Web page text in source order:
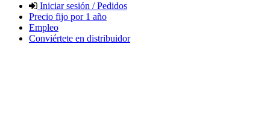
Iniciar sesión / Pedidos
Precio fijo por 1 año
Empleo
Conviértete en distribuidor